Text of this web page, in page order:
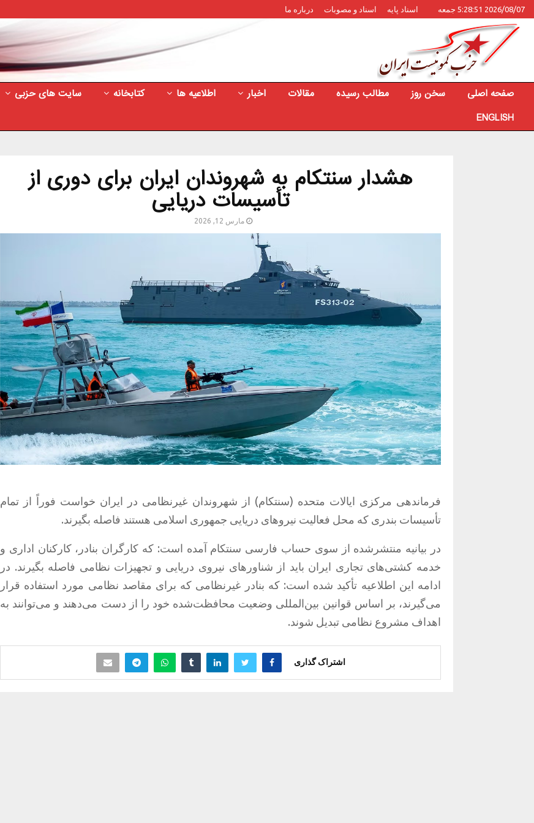
2026/08/07 5:28:51 جمعه اسناد پایه اسناد و مصوبات درباره ما
صفحه اصلی سخن روز مطالب رسیده مقالات اخبار اطلاعیه ها کتابخانه سایت های حزبی
ENGLISH
هشدار سنتکام به شهروندان ایران برای دوری از
تأسیسات دریایی
مارس 12, 2026
فرماندهی مرکزی ایالات متحده (سنتکام) از شهروندان غیرنظامی در ایران خواست فوراً از تمام
تأسیسات بندری که محل فعالیت نیروهای دریایی جمهوری اسلامی هستند فاصله بگیرند.
در بیانیه منتشرشده از سوی حساب فارسی سنتکام آمده است: که کارگران بنادر، کارکنان اداری و
خدمه کشتی‌های تجاری ایران باید از شناورهای نیروی دریایی و تجهیزات نظامی فاصله بگیرند. در
ادامه این اطلاعیه تأکید شده است: که بنادر غیرنظامی که برای مقاصد نظامی مورد استفاده قرار
می‌گیرند، بر اساس قوانین بین‌المللی وضعیت محافظت‌شده خود را از دست می‌دهند و می‌توانند به
اهداف مشروع نظامی تبدیل شوند.
اشتراک گذاری